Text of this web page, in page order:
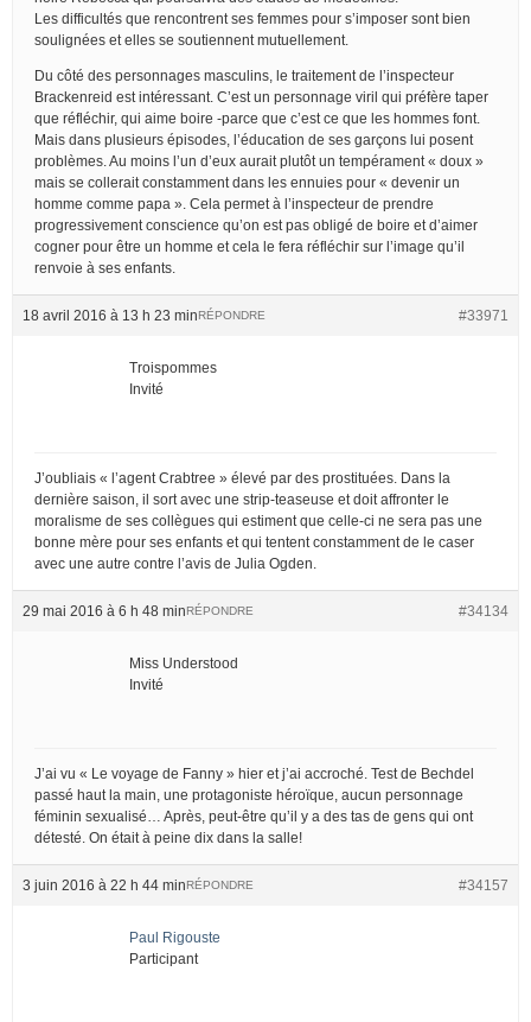
Les difficultés que rencontrent ses femmes pour s’imposer sont bien
soulignées et elles se soutiennent mutuellement.
Du côté des personnages masculins, le traitement de l’inspecteur
Brackenreid est intéressant. C’est un personnage viril qui préfère taper
que réfléchir, qui aime boire -parce que c’est ce que les hommes font.
Mais dans plusieurs épisodes, l’éducation de ses garçons lui posent
problèmes. Au moins l’un d’eux aurait plutôt un tempérament « doux »
mais se collerait constamment dans les ennuies pour « devenir un
homme comme papa ». Cela permet à l’inspecteur de prendre
progressivement conscience qu’on est pas obligé de boire et d’aimer
cogner pour être un homme et cela le fera réfléchir sur l’image qu’il
renvoie à ses enfants.
18 avril 2016 à 13 h 23 min #33971
RÉPONDRE
Troispommes
Invité
J’oubliais « l’agent Crabtree » élevé par des prostituées. Dans la
dernière saison, il sort avec une strip-teaseuse et doit affronter le
moralisme de ses collègues qui estiment que celle-ci ne sera pas une
bonne mère pour ses enfants et qui tentent constamment de le caser
avec une autre contre l’avis de Julia Ogden.
29 mai 2016 à 6 h 48 min #34134
RÉPONDRE
Miss Understood
Invité
J’ai vu « Le voyage de Fanny » hier et j’ai accroché. Test de Bechdel
passé haut la main, une protagoniste héroïque, aucun personnage
féminin sexualisé… Après, peut-être qu’il y a des tas de gens qui ont
détesté. On était à peine dix dans la salle!
3 juin 2016 à 22 h 44 min #34157
RÉPONDRE
Paul Rigouste
Participant